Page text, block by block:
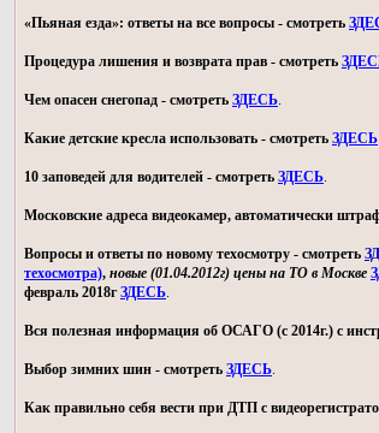
«Пьяная езда»: ответы на все вопросы - смотреть
Процедура лишения и возврата прав - смотреть
Чем опасен снегопад - смотреть ЗДЕСЬ.
Какие детские кресла использовать - смотреть ЗДЕСЬ
10 заповедей для водителей - смотреть ЗДЕСЬ.
Московские адреса видеокамер, автоматически
Вопросы и ответы по новому техосмотру - смотреть
техосмотра), новые (01.04.2012г) цены на ТО в Москве
февраль 2018гЗДЕСЬ.
Вся полезная информация об ОСАГО (с 2014г.) с
Выбор зимних шин - смотреть ЗДЕСЬ.
Как правильно себя вести при ДТП с